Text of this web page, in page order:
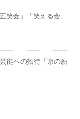
笑会」「笑える会」
能への招待「京の薪